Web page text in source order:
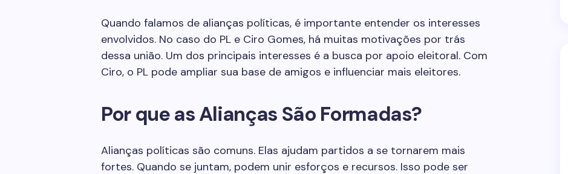
Quando falamos de alianças políticas, é importante entender os interesses
envolvidos. No caso do PL e Ciro Gomes, há muitas motivações por trás
dessa união. Um dos principais interesses é a busca por apoio eleitoral. Com
Ciro, o PL pode ampliar sua base de amigos e influenciar mais eleitores.
Por que as Alianças São Formadas?
Alianças políticas são comuns. Elas ajudam partidos a se tornarem mais
fortes. Quando se juntam, podem unir esforços e recursos. Isso pode ser